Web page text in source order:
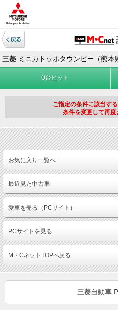
三菱 ミニカトッポタウンビー（熊本
0台ヒット
ご指定の条件に該当する
条件を変更して再度
お気に入り一覧へ
最近見た中古車
愛車を売る（PCサイト）
PCサイトを見る
M・CネットTOPへ戻る
三菱自動車